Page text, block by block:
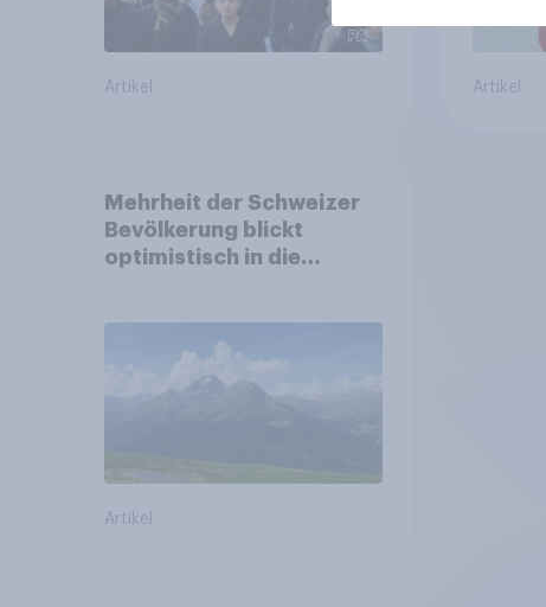
Artikel Artikel
Mehrheit der Schweizer
Bevölkerung blickt
optimistisch in die
Gesundheitswesen und
Altersvorsorge
Artikel